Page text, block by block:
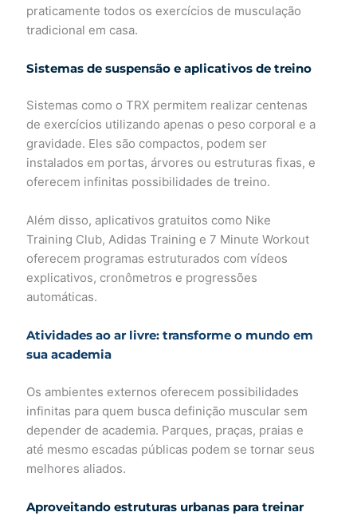
praticamente todos os exercícios de musculação
tradicional em casa.
Sistemas de suspensão e aplicativos de treino
Sistemas como o TRX permitem realizar centenas
de exercícios utilizando apenas o peso corporal e a
gravidade. Eles são compactos, podem ser
instalados em portas, árvores ou estruturas fixas, e
oferecem infinitas possibilidades de treino.
Além disso, aplicativos gratuitos como Nike
Training Club, Adidas Training e 7 Minute Workout
oferecem programas estruturados com vídeos
explicativos, cronômetros e progressões
automáticas.
Atividades ao ar livre: transforme o mundo em
sua academia
Os ambientes externos oferecem possibilidades
infinitas para quem busca definição muscular sem
depender de academia. Parques, praças, praias e
até mesmo escadas públicas podem se tornar seus
melhores aliados.
Aproveitando estruturas urbanas para treinar